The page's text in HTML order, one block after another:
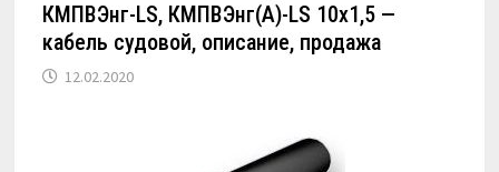
КМПВЭнг-LS, КМПВЭнг(А)-LS 10х1,5 —
кабель судовой, описание, продажа
12.02.2020